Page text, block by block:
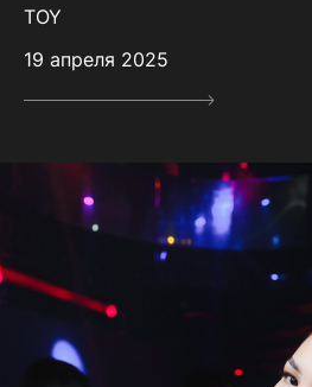
TOY
19 апреля 2025